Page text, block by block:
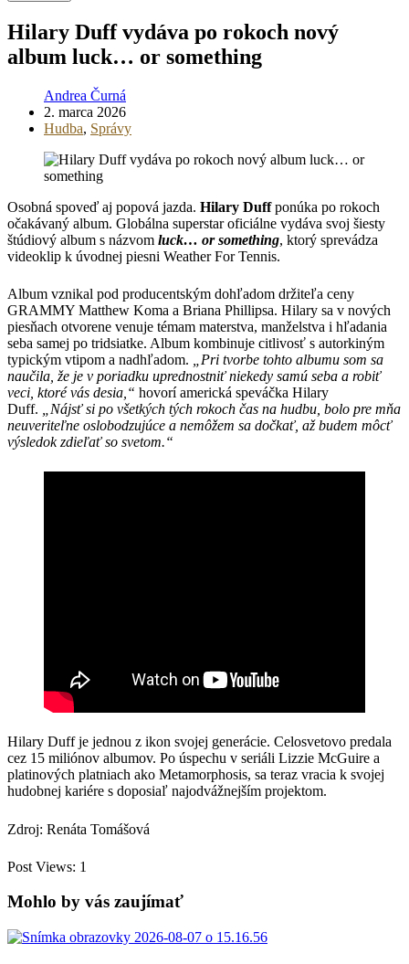
Hilary Duff vydáva po rokoch nový
album luck… or something
Andrea Čurná
2. marca 2026
Hudba, Správy
Osobná spoveď aj popová jazda. Hilary Duffponúka po rokoch
očakávaný album. Globálna superstar oficiálne vydáva svoj šiesty
štúdiový album s názvom luck… or something, ktorý sprevádza
videoklip k úvodnej piesni Weather For Tennis.
Album vznikal pod producentským dohľadom držiteľa ceny
GRAMMY Matthew Koma a Briana Phillipsa. Hilary sa v nových
piesňach otvorene venuje témam materstva, manželstva i hľadania
seba samej po tridsiatke. Album kombinuje citlivosť s autorkiným
typickým vtipom a nadhľadom.
„Pri tvorbe tohto albumu som sa
naučila, že je v poriadku uprednostniť niekedy samú seba a robiť
veci, ktoré vás desia,“ hovorí americká speváčka Hilary
Duff.
„Nájsť si po všetkých tých rokoch čas na hudbu, bolo pre mňa
neuveriteľne oslobodzujúce a nemôžem sa dočkať, až budem môcť
výsledok zdieľať so svetom.“
Hilary Duff je jednou z ikon svojej generácie. Celosvetovo predala
cez 15 miliónov albumov. Po úspechu v seriáli Lizzie McGuire a
platinových platniach ako Metamorphosis, sa teraz vracia k svojej
hudobnej kariére s doposiaľ najodvážnejším projektom.
Zdroj: Renáta Tomášová
Post Views: 1
Mohlo by vás zaujímať